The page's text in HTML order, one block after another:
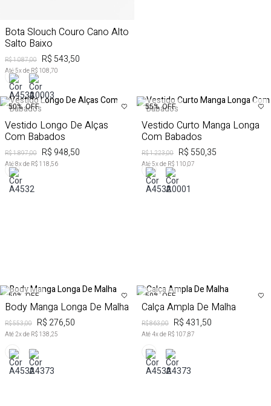
Bota Slouch Couro Cano Alto
Salto Baixo
R$ 1.087,00 R$ 543,50
Até5x de R$ 108,70
50% OFF
Vestido Longo De Alças
Com Babados
R$ 1.897,00 R$ 948,50
Até8x de R$ 118,56
55% OFF
Vestido Curto Manga Longa
Com Babados
R$ 1.223,00 R$ 550,35
Até5x de R$ 110,07
50% OFF
Body Manga Longa De Malha
R$ 553,00 R$ 276,50
Até 2x de R$ 138,25
50% OFF
Calça Ampla De Malha
R$ 863,00 R$ 431,50
Até4x de R$ 107,87